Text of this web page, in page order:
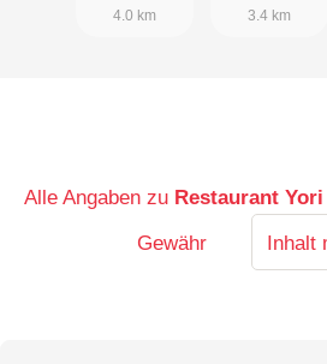
4.0 km
3.4 km
Alle Angaben zu Restaurant
Gewähr
Inhalt